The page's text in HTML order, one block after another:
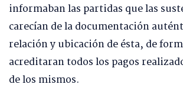
informaban las partidas que las
carecían de la documentación
relación y ubicación de ésta, de
acreditaran todos los pagos
de los mismos.